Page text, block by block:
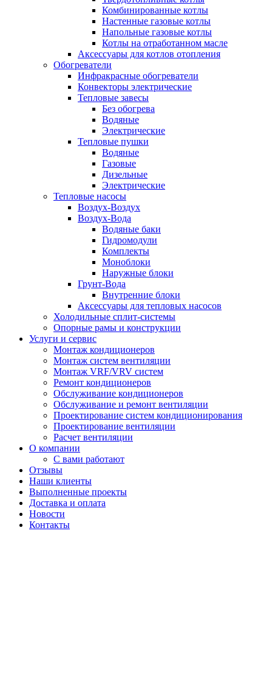
Комбинированные котлы
Настенные газовые котлы
Напольные газовые котлы
Котлы на отработанном масле
Аксессуары для котлов отопления
Обогреватели
Инфракрасные обогреватели
Конвекторы электрические
Тепловые завесы
Без обогрева
Водяные
Электрические
Тепловые пушки
Водяные
Газовые
Дизельные
Электрические
Тепловые насосы
Воздух-Воздух
Воздух-Вода
Водяные баки
Гидромодули
Комплекты
Моноблоки
Наружные блоки
Грунт-Вода
Внутренние блоки
Аксессуары для тепловых насосов
Холодильные сплит-системы
Опорные рамы и конструкции
Услуги и сервис
Монтаж кондиционеров
Монтаж систем вентиляции
Монтаж VRF/VRV систем
Ремонт кондиционеров
Обслуживание кондиционеров
Обслуживание и ремонт вентиляции
Проектирование систем кондиционирования
Проектирование вентиляции
Расчет вентиляции
О компании
С вами работают
Отзывы
Наши клиенты
Выполненные проекты
Доставка и оплата
Новости
Контакты